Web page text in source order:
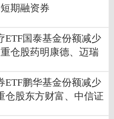
期融资券
ETF国泰基金份额减少
仓股药明康德、迈瑞
ETF鹏华基金份额减少
仓股东方财富、中信证